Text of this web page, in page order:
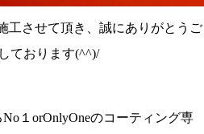
工させて頂き、誠にありがとうご
ております(^^)/
１orOnlyOneのコーティング専